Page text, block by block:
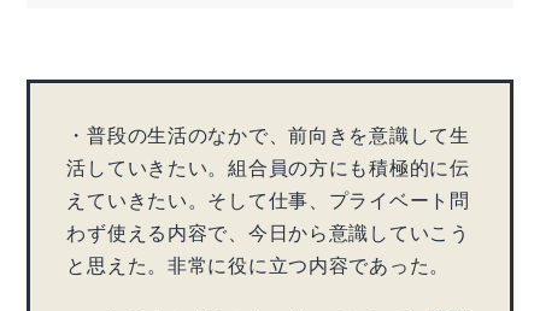
・普段の生活のなかで、前向きを意識して生
活していきたい。組合員の方にも積極的に伝
えていきたい。そして仕事、プライベート問
わず使える内容で、今日から意識していこう
と思えた。非常に役に立つ内容であった。